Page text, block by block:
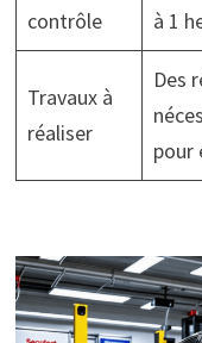
contrôle
à 1
Travaux à
réaliser
Des
pour